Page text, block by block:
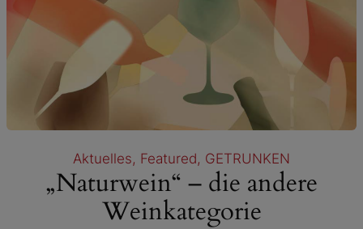
Aktuelles, Featured, GETRUNKEN
„Naturwein“ – die andere
Weinkategorie